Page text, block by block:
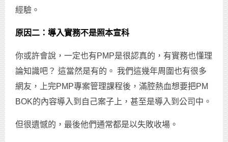
經驗。
原因二：導入實務不是照本宣科
你或許會說，一定也有PMP是很認真的，有實務也懂理
論知識吧？ 這當然是有的。 我們這幾年周圍也有很多
網友，上完PMP專案管理課程後，滿腔熱血想要把PM
BOK的內容導入到自己案子上，甚至是導入到公司中。
但很遺憾的，最後他們通常都是以失敗收場。